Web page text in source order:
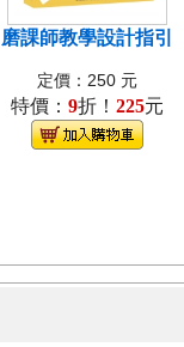
磨課師教學設計指引
定價：250 元
特價： 9折！ 225元